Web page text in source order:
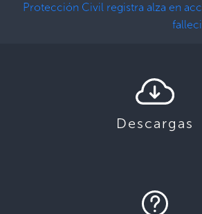
Protección Civil registra alza en
Descargas